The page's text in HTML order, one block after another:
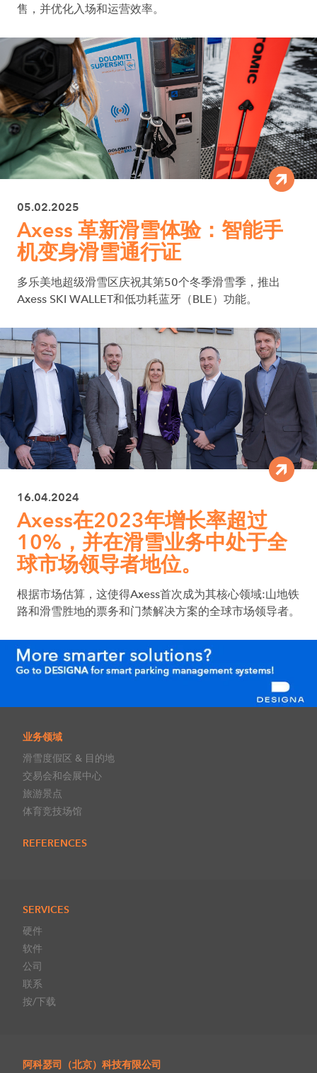
售，并优化入场和运营效率。
05.02.2025
Axess 革新滑雪体验：智能手
机变身滑雪通行证
多乐美地超级滑雪区庆祝其第50个冬季滑雪季，推出
Axess SKI WALLET和低功耗蓝牙（BLE）功能。
16.04.2024
Axess在2023年增长率超过
10%，并在滑雪业务中处于全
球市场领导者地位。
根据市场估算，这使得Axess首次成为其核心领域:山地铁
路和滑雪胜地的票务和门禁解决方案的全球市场领导者。
业务领域
滑雪度假区 & 目的地
交易会和会展中心
旅游景点
体育竞技场馆
REFERENCES
SERVICES
硬件
软件
公司
联系
按/下载
阿科瑟司（北京）科技有限公司